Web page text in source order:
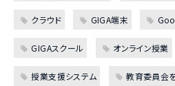
クラウド GIGA端末
GIGAスクール オンライン授業
授業支援システム 教育委員会